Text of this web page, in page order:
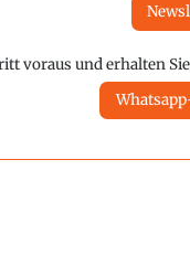
voraus und erhalten